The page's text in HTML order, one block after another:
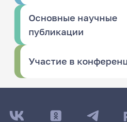
Основные научные
публикации
Участие в